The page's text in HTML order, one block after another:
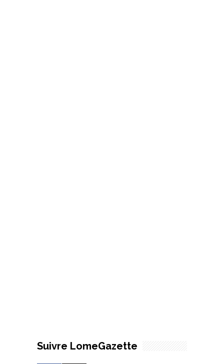
Suivre LomeGazette